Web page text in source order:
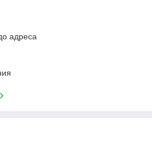
адреса